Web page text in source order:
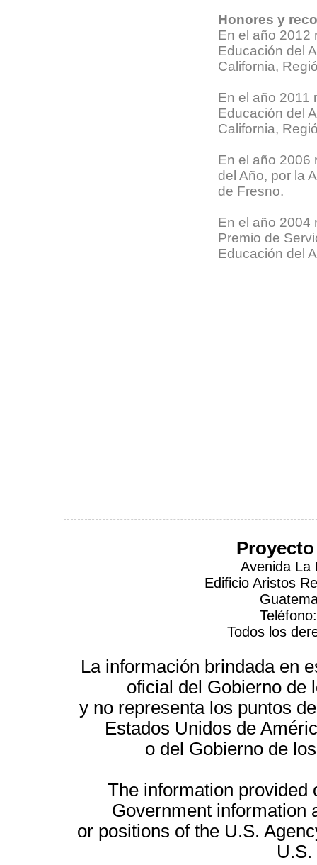
Honores y
En el año 2012
Educación del
California,
En el año 2011
Educación del
California,
En el año 2006
del Año, por la
de Fresno.
En el año 2004
Premio de
Educación del
Avenida La
Edificio Aristos
Todos los
La información brindada en
oficial del Gobierno de
y no representa los puntos
Estados Unidos de
o del Gobierno de
The information provided
Government information
or positions of the U.S.